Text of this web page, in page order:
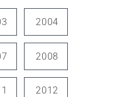
2004
2008
2012